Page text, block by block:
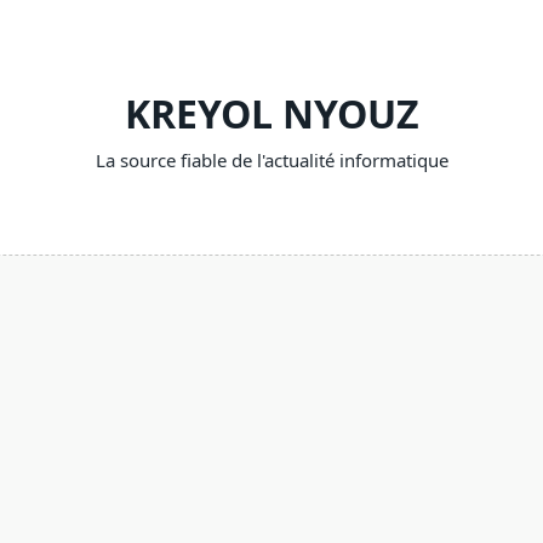
KREYOL NYOUZ
La source fiable de l'actualité informatique